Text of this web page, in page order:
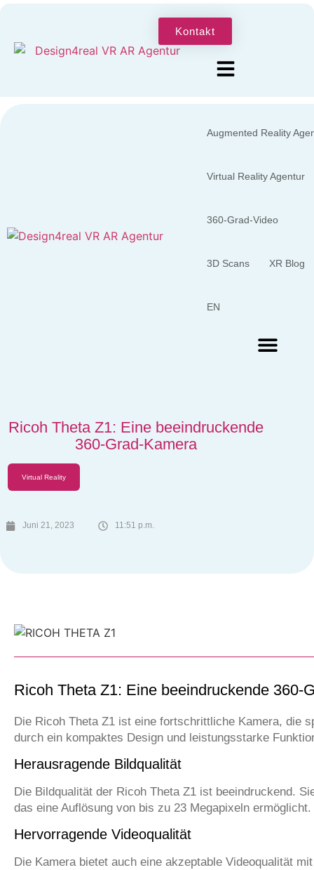
Kontakt
Augmented Reality
Virtual Reality Agentur
360-Grad-Video
3D Scans XR Blog
EN
Ricoh Theta Z1: Eine beeindruckende
360-Grad-Kamera
Virtual Reality
Juni 21, 2023 11:51 p.m.
Ricoh Theta Z1: Eine beeindruckende 360-
Die Ricoh Theta Z1 ist eine fortschrittliche Kamera, die
durch ein kompaktes Design und leistungsstarke
Herausragende Bildqualität
Die Bildqualität der Ricoh Theta Z1 ist beeindruckend.
das eine Auflösung von bis zu 23 Megapixeln
Hervorragende Videoqualität
Die Kamera bietet auch eine akzeptable Videoqualität